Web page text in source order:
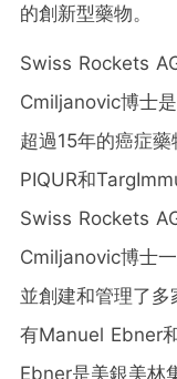
的創新型藥物。
Swiss Rockets
Cmiljanovic博士
超過15年的癌症
PIQUR和
Swiss Rockets
Cmiljanovic博士
並創建和管理了
有Manuel Ebner
Ebner是美銀美